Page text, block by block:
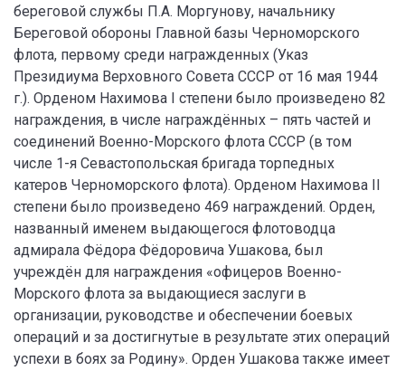
береговой службы П.А. Моргунову, начальнику
Береговой обороны Главной базы Черноморского
флота, первому среди награжденных (Указ
Президиума Верховного Совета СССР от 16 мая 1944
г.). Орденом Нахимова I степени было произведено 82
награждения, в числе награждённых – пять частей и
соединений Военно-Морского флота СССР (в том
числе 1-я Севастопольская бригада торпедных
катеров Черноморского флота). Орденом Нахимова II
степени было произведено 469 награждений. Орден,
названный именем выдающегося флотоводца
адмирала Фёдора Фёдоровича Ушакова, был
учреждён для награждения «офицеров Военно-
Морского флота за выдающиеся заслуги в
организации, руководстве и обеспечении боевых
операций и за достигнутые в результате этих операций
успехи в боях за Родину». Орден Ушакова также имеет